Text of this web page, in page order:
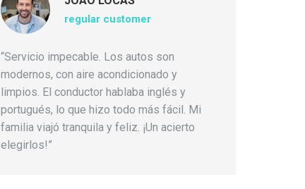
regular customer
“Servicio impecable. Los autos son
modernos, con aire acondicionado y
limpios. El conductor hablaba inglés y
portugués, lo que hizo todo más fácil. Mi
familia viajó tranquila y feliz. ¡Un acierto
elegirlos!”